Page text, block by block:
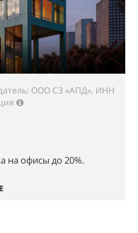
ООО СЗ «АПД», ИНН
на офисы до 20%.